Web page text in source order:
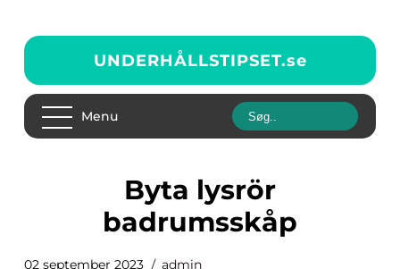
UNDERHÅLLSTIPSET.se
Menu
byta lysrör
badrumsskåp
02 september 2023 admin